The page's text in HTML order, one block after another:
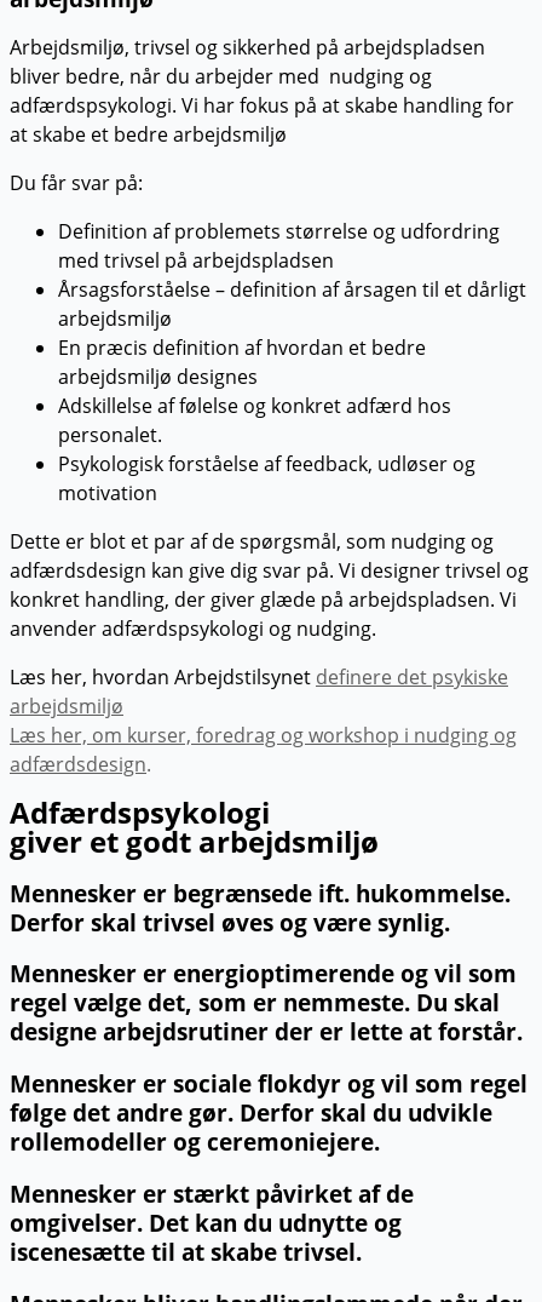
Arbejdsmiljø, trivsel og sikkerhed på arbejdspladsen
bliver bedre, når du arbejder med nudging og
adfærdspsykologi. Vi har fokus på at skabe handling for
at skabe et bedre arbejdsmiljø
Du får svar på:
Definition af problemets størrelse og udfordring
med trivsel på arbejdspladsen
Årsagsforståelse – definition af årsagen til et dårligt
arbejdsmiljø
En præcis definition af hvordan et bedre
arbejdsmiljø designes
Adskillelse af følelse og konkret adfærd hos
personalet.
Psykologisk forståelse af feedback, udløser og
motivation
Dette er blot et par af de spørgsmål, som nudging og
adfærdsdesign kan give dig svar på. Vi designer trivsel og
konkret handling, der giver glæde på arbejdspladsen. Vi
anvender adfærdspsykologi og nudging.
Læs her, hvordan Arbejdstilsynet definere det psykiske
arbejdsmiljø
Læs her, om kurser, foredrag og workshop i nudging og
adfærdsdesign.
Adfærdspsykologi
giver et godt arbejdsmiljø
Mennesker er begrænsede ift. hukommelse.
Derfor skal trivsel øves og være synlig.
Mennesker er energioptimerende og vil som
regel vælge det, som er nemmeste. Du skal
designe arbejdsrutiner der er lette at forstår.
Mennesker er sociale flokdyr og vil som regel
følge det andre gør. Derfor skal du udvikle
rollemodeller og ceremoniejere.
Mennesker er stærkt påvirket af de
omgivelser. Det kan du udnytte og
iscenesætte til at skabe trivsel.